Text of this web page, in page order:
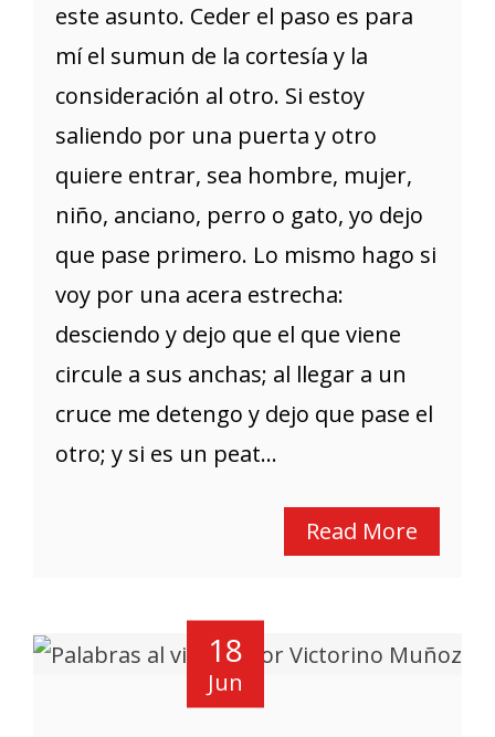
este asunto. Ceder el paso es para
mí el sumun de la cortesía y la
consideración al otro. Si estoy
saliendo por una puerta y otro
quiere entrar, sea hombre, mujer,
niño, anciano, perro o gato, yo dejo
que pase primero. Lo mismo hago si
voy por una acera estrecha:
desciendo y dejo que el que viene
circule a sus anchas; al llegar a un
cruce me detengo y dejo que pase el
otro; y si es un peat...
Read More
18
Jun